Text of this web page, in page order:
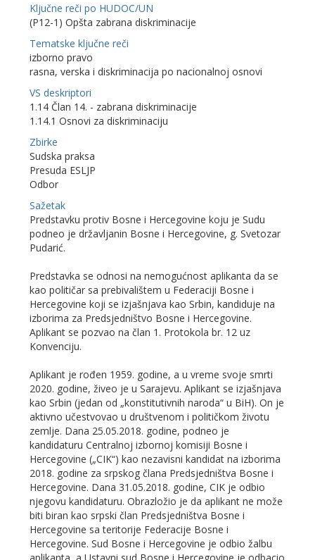
Ključne reči po HUDOC/UN
(P12-1) Opšta zabrana diskriminacije
Tematske ključne reči
izborno pravo
rasna, verska i diskriminacija po nacionalnoj osnovi
VS deskriptori
1.14 Član 14. - zabrana diskriminacije
1.14.1 Osnovi za diskriminaciju
Zbirke
Sudska praksa
Presuda ESLJP
Odbor
Sažetak
Predstavku protiv Bosne i Hercegovine koju je Sudu
podneo je državljanin Bosne i Hercegovine, g. Svetozar
Pudarić.
Predstavka se odnosi na nemogućnost aplikanta da se
kao političar sa prebivalištem u Federaciji Bosne i
Hercegovine koji se izjašnjava kao Srbin, kandiduje na
izborima za Predsjedništvo Bosne i Hercegovine.
Aplikant se pozvao na član 1. Protokola br. 12 uz
Konvenciju.
Aplikant je rođen 1959. godine, a u vreme svoje smrti
2020. godine, živeo je u Sarajevu. Aplikant se izjašnjava
kao Srbin (jedan od „konstitutivnih naroda“ u BiH). On je
aktivno učestvovao u društvenom i političkom životu
zemlje. Dana 25.05.2018. godine, podneo je
kandidaturu Centralnoj izbornoj komisiji Bosne i
Hercegovine („CIK“) kao nezavisni kandidat na izborima
2018. godine za srpskog člana Predsjedništva Bosne i
Hercegovine. Dana 31.05.2018. godine, CIK je odbio
njegovu kandidaturu. Obrazložio je da aplikant ne može
biti biran kao srpski član Predsjedništva Bosne i
Hercegovine sa teritorije Federacije Bosne i
Hercegovine. Sud Bosne i Hercegovine je odbio žalbu
aplikanta, a Ustavni sud Bosne i Hercegovine je odbacio